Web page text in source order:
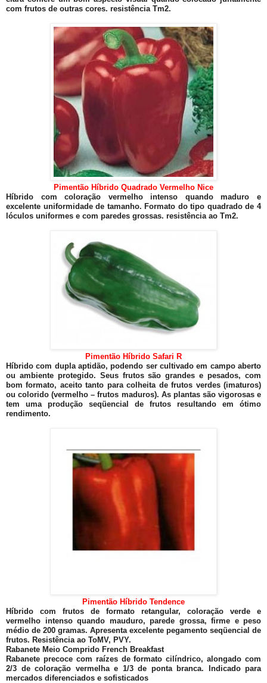
com frutos de outras cores. resistência Tm2.
Pimentão Híbrido Quadrado Vermelho Nice
Híbrido com coloração vermelho intenso quando maduro e
excelente uniformidade de tamanho. Formato do tipo quadrado de 4
lóculos uniformes e com paredes grossas. resistência ao Tm2.
Pimentão Híbrido Safari R
Híbrido com dupla aptidão, podendo ser cultivado em campo aberto
ou ambiente protegido. Seus frutos são grandes e pesados, com
bom formato, aceito tanto para colheita de frutos verdes (imaturos)
ou colorido (vermelho – frutos maduros). As plantas são vigorosas e
tem uma produção seqüencial de frutos resultando em ótimo
rendimento.
Pimentão Híbrido Tendence
Híbrido com frutos de formato retangular, coloração verde e
vermelho intenso quando mauduro, parede grossa, firme e peso
médio de 200 gramas. Apresenta excelente pegamento seqüencial de
frutos. Resistência ao ToMV, PVY.
Rabanete Meio Comprido French Breakfast
Rabanete precoce com raízes de formato cilíndrico, alongado com
2/3 de coloração vermelha e 1/3 de ponta branca. Indicado para
mercados diferenciados e sofisticados